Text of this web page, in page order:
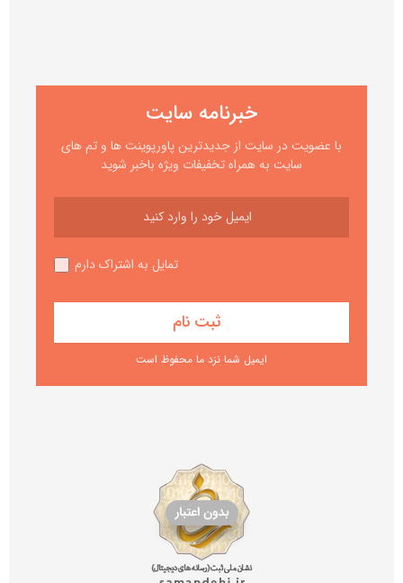
خبرنامه سایت
با عضویت در سایت از جدیدترین پاورپوینت ها و تم های
سایت به همراه تخفیفات ویژه باخبر شوید
تمایل به اشتراک دارم
ایمیل شما نزد ما محفوظ است